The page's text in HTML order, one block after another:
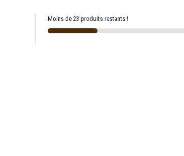
Moins de 23 produits restants !